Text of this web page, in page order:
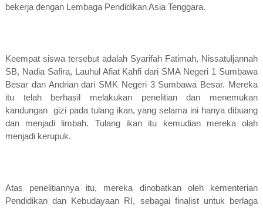
bekerja dengan Lembaga Pendidikan Asia Tenggara.
Keempat siswa tersebut adalah Syarifah Fatimah, Nissatuljannah
SB, Nadia Safira, Lauhul Afiat Kahfi dari SMA Negeri 1 Sumbawa
Besar dan Andrian dari SMK Negeri 3 Sumbawa Besar. Mereka
itu telah berhasil melakukan penelitian dan menemukan
kandungan gizi pada tulang ikan, yang selama ini hanya dibuang
dan menjadi limbah. Tulang ikan itu kemudian mereka olah
menjadi kerupuk.
Atas penelitiannya itu, mereka dinobatkan oleh kementerian
Pendidikan dan Kebudayaan RI, sebagai finalist untuk berlaga